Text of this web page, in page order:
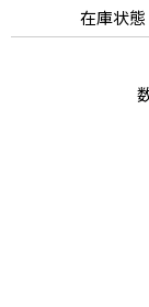
在庫状態